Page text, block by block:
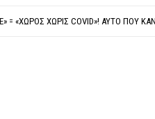
= «ΧΏΡΟΣ ΧΩΡΊΣ COVID»! ΑΥΤΌ ΠΟΥ